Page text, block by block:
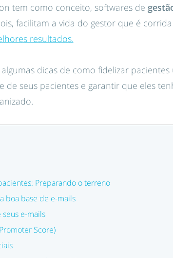
tem como conceito, softwares de
facilitam a vida do gestor que é
resultados.
dicas de como fidelizar pacientes
de seus pacientes e garantir que eles
Preparando o terreno
boa base de e-mails
seus e-mails
Score)